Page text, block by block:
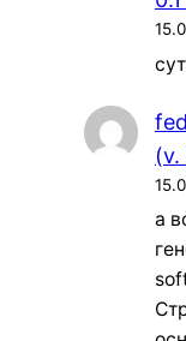
(v.
а